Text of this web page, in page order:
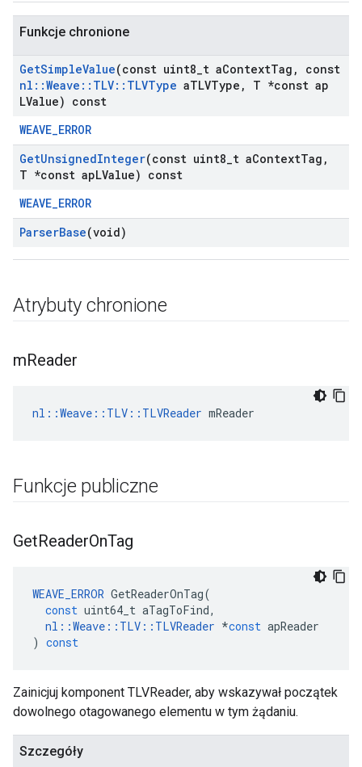
Funkcje chronione
GetSimpleValue(const uint8 t aContextTag ,
const
nl ::Weave :: TLV:: TLVType aTLVType ,
T *const ap
LValue) const
WEAVE_ERROR
GetUnsignedInteger(const uint8 t aContextTag ,
T *const apLValue) const
WEAVE_ERROR
ParserBase(void)
Atrybuty chronione
mReader
nl::Weave::TLV::TLVReader mReader
Funkcje publiczne
GetReaderOnTag
WEAVE_ERROR GetReaderOnTag(
const uint64_t aTagToFind,
nl ::Weave :: TLV :: TLVReader *const apReader
) const
Zainicjuj komponent TLVReader, aby wskazywał początek
dowolnego otagowanego elementu w tym żądaniu.
Szczegóły